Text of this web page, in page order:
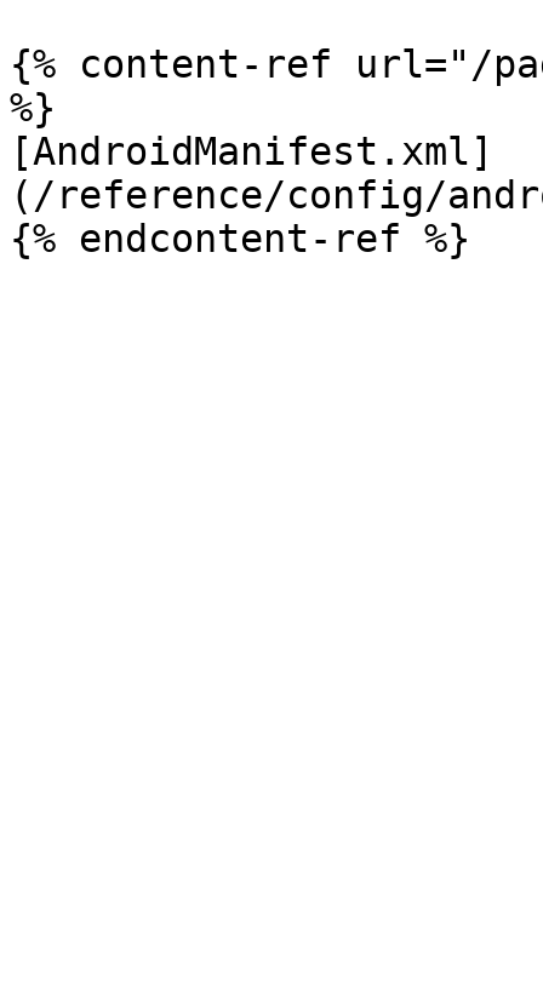
{% content-ref url="/
%}
[AndroidManifest.xml]
(/reference/config/